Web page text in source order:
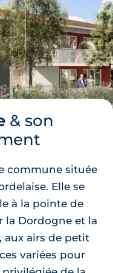
& son
commune située
Elle se
à la pointe de
la Dordogne et la
aux airs de petit
variées pour